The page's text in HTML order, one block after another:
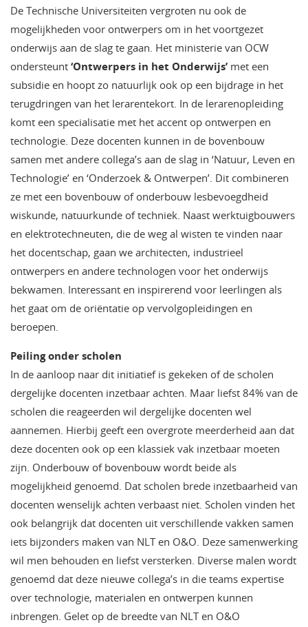
De Technische Universiteiten vergroten nu ook de
mogelijkheden voor ontwerpers om in het voortgezet
onderwijs aan de slag te gaan. Het ministerie van OCW
ondersteunt ‘Ontwerpers in het Onderwijs’ met een
subsidie en hoopt zo natuurlijk ook op een bijdrage in het
terugdringen van het lerarentekort. In de lerarenopleiding
komt een specialisatie met het accent op ontwerpen en
technologie. Deze docenten kunnen in de bovenbouw
samen met andere collega’s aan de slag in ‘Natuur, Leven en
Technologie’ en ‘Onderzoek & Ontwerpen’. Dit combineren
ze met een bovenbouw of onderbouw lesbevoegdheid
wiskunde, natuurkunde of techniek. Naast werktuigbouwers
en elektrotechneuten, die de weg al wisten te vinden naar
het docentschap, gaan we architecten, industrieel
ontwerpers en andere technologen voor het onderwijs
bekwamen. Interessant en inspirerend voor leerlingen als
het gaat om de oriëntatie op vervolgopleidingen en
beroepen.
Peiling onder scholen
In de aanloop naar dit initiatief is gekeken of de scholen
dergelijke docenten inzetbaar achten. Maar liefst 84% van de
scholen die reageerden wil dergelijke docenten wel
aannemen. Hierbij geeft een overgrote meerderheid aan dat
deze docenten ook op een klassiek vak inzetbaar moeten
zijn. Onderbouw of bovenbouw wordt beide als
mogelijkheid genoemd. Dat scholen brede inzetbaarheid van
docenten wenselijk achten verbaast niet. Scholen vinden het
ook belangrijk dat docenten uit verschillende vakken samen
iets bijzonders maken van NLT en O&O. Deze samenwerking
wil men behouden en liefst versterken. Diverse malen wordt
genoemd dat deze nieuwe collega’s in die teams expertise
over technologie, materialen en ontwerpen kunnen
inbrengen. Gelet op de breedte van NLT en O&O